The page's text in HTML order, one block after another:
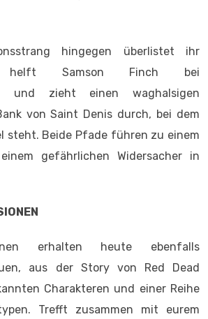
hingegen überlistet ihr
helft Samson Finch bei
und zieht einen waghalsigen
von Saint Denis durch, bei dem
steht. Beide Pfade führen zu einem
gefährlichen Widersacher in
erhalten heute ebenfalls
aus der Story von Red Dead
Charakteren und einer Reihe
Trefft zusammen mit eurem